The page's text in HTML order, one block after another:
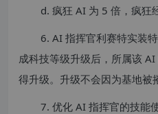
d. 疯狂 AI 为 5 倍，疯狂
6. AI 指挥官利赛特实装
成科技等级升级后，所属该
得升级。升级不会因为基地被
7. 优化 AI 指挥官的技能